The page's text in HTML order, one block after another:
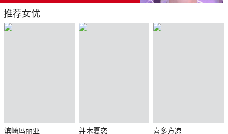
推荐女优
滨崎玛丽亚 并木夏恋 喜多方凉